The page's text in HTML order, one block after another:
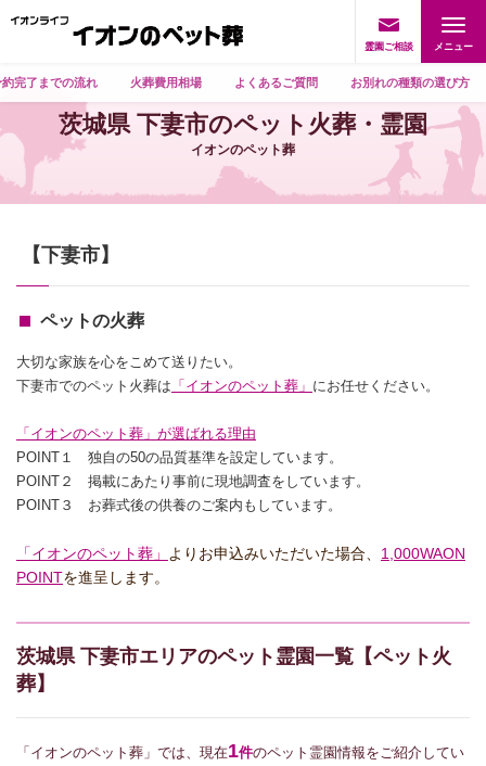
霊園ご相談
約完了までの流れ 火葬費用相場 よくあるご質問 お別れの種類の選び方
茨城県 下妻市のペット火葬・霊園
イオンのペット葬
【下妻市】
ペットの火葬
大切な家族を心をこめて送りたい。
下妻市でのペット火葬は 「イオンのペット葬」 にお任せください。
「イオンのペット葬」が選ばれる理由
POINT１ 独自の50の品質基準を設定しています。
POINT２ 掲載にあたり事前に現地調査をしています。
POINT３ お葬式後の供養のご案内もしています。
「イオンのペット葬」 よりお申込みいただいた場合、 1,000WAON
POINTを進呈します。
茨城県 下妻市エリアのペット霊園一覧【ペット火
葬】
「イオンのペット葬」では、現在1件のペット霊園情報をご紹介してい